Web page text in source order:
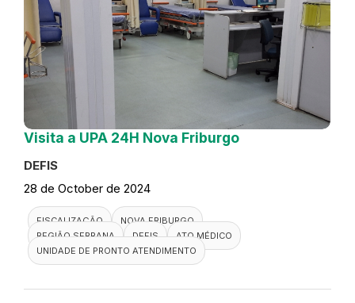
Visita a UPA 24H Nova Friburgo
DEFIS
28 de October de 2024
FISCALIZAÇÃO
NOVA FRIBURGO
REGIÃO SERRANA
DEFIS
ATO MÉDICO
UNIDADE DE PRONTO ATENDIMENTO